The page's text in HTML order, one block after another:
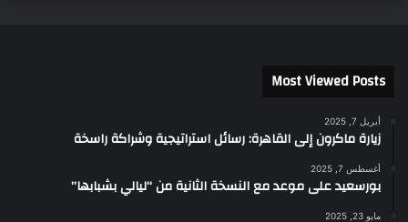
Most Viewed Posts
أبريل 7, 2025
زيارة ماكرون إلى القاهرة: رسائل استراتيجية وشراكة راسخة
أغسطس 7, 2025
بورسعيد على موعد مع النسخة الثانية من “ليالي بشبابها”
مايو 23, 2025